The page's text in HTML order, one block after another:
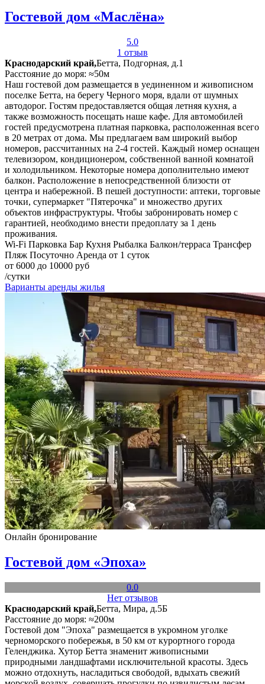
Гостевой дом «Маслёна»
5.0
1 отзыв
Краснодарский край,Бетта, Подгорная, д.1
Расстояние до моря: ≈50м
Наш гостевой дом размещается в уединенном и живописном
поселке Бетта, на берегу Черного моря, вдали от шумных
автодорог. Гостям предоставляется общая летняя кухня, а
также возможность посещать наше кафе. Для автомобилей
гостей предусмотрена платная парковка, расположенная всего
в 20 метрах от дома. Мы предлагаем вам широкий выбор
номеров, рассчитанных на 2-4 гостей. Каждый номер оснащен
телевизором, кондиционером, собственной ванной комнатой
и холодильником. Некоторые номера дополнительно имеют
балкон. Расположение в непосредственной близости от
центра и набережной. В пешей доступности: аптеки, торговые
точки, супермаркет "Пятерочка" и множество других
объектов инфраструктуры. Чтобы забронировать номер с
гарантией, необходимо внести предоплату за 1 день
проживания.
Wi-Fi Парковка Бар Кухня Рыбалка Балкон/терраса Трансфер
Пляж Посуточно Аренда от 1 суток
от 6000 до 10000 руб
/сутки
Варианты аренды жилья
Онлайн бронирование
Гостевой дом «Эпоха»
0.0
Нет отзывов
Краснодарский край,Бетта, Мира, д.5Б
Расстояние до моря: ≈200м
Гостевой дом "Эпоха" размещается в укромном уголке
черноморского побережья, в 50 км от курортного города
Геленджика. Хутор Бетта знаменит живописными
природными ландшафтами исключительной красоты. Здесь
можно отдохнуть, насладиться свободой, вдыхать свежий